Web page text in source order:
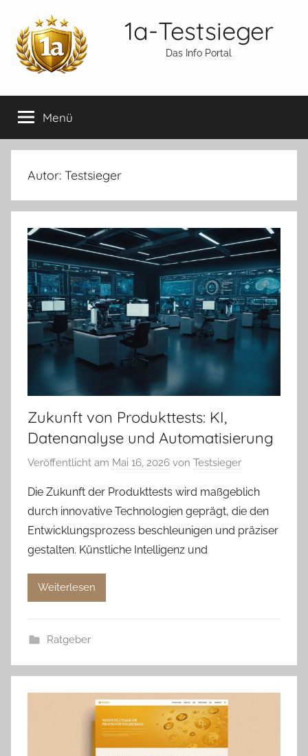
Inhalt
springen
1a-Testsieger
Das Info Portal
Menü
Autor: Testsieger
Zukunft von Produkttests: KI,
Datenanalyse und Automatisierung
Veröffentlicht am Mai 16, 2026 von Testsieger
Die Zukunft der Produkttests wird maßgeblich
durch innovative Technologien geprägt, die den
Entwicklungsprozess beschleunigen und präziser
gestalten. Künstliche Intelligenz und
Weiterlesen
Ratgeber